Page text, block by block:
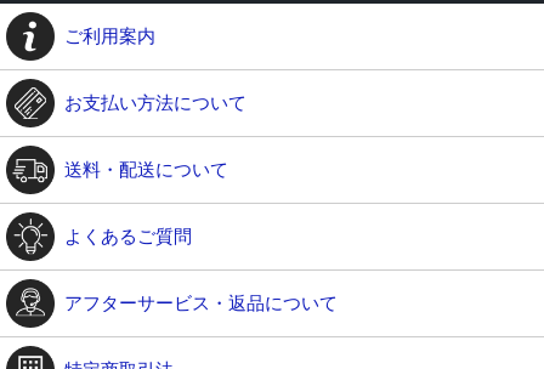
ご利用案内
お支払い方法について
送料・配送について
よくあるご質問
アフターサービス・返品について